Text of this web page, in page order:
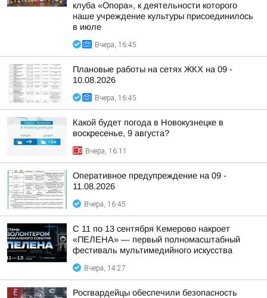
клуба «Опора», к деятельности которого
наше учреждение культуры присоединилось
в июле
Вчера, 16:45
Плановые работы на сетях ЖКХ на 09 -
10.08.2026
Вчера, 16:45
Какой будет погода в Новокузнецке в
воскресенье, 9 августа?
Вчера, 16:11
Оперативное предупреждение на 09 -
11.08.2026
Вчера, 16:45
С 11 по 13 сентября Кемерово накроет
«ПЕЛЕНА» — первый полномасштабный
фестиваль мультимедийного искусства
Вчера, 14:27
Росгвардейцы обеспечили безопасность